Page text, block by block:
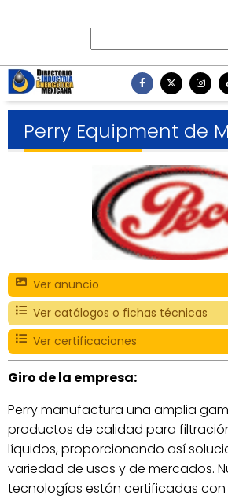
Perry Equipment de
Ver anuncio
Ver catálogos o fichas técnicas
Ver certificaciones
Giro de la empresa:
Perry manufactura una amplia
productos de calidad para
líquidos, proporcionando así
variedad de usos y de mercados.
tecnologías están certificadas con